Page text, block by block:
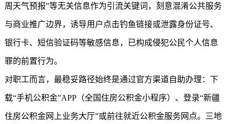
周天气预报”等无关信息作为引流关键词，刻意混淆公共服务
与商业推广边界，诱导用户点击钓鱼链接或泄露身份证号、
银行卡、短信验证码等敏感信息，已构成侵犯公民个人信息
罪的前置行为。
对职工而言，最稳妥路径始终是通过官方渠道自助办理：下
载“手机公积金”APP（全国住房公积金小程序）、登录“新疆
住房公积金网上业务大厅”或前往就近公积金服务网点。三地